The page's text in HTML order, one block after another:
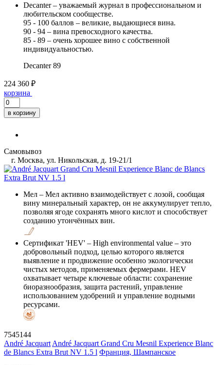
Decanter – уважаемый журнал в профессиональном и
любительском сообществе.
95 - 100 баллов – великие, выдающиеся вина.
90 - 94 – вина превосходного качества.
85 - 89 – очень хорошее вино с собственной
индивидуальностью.
Decanter 89
224 360 ₽
корзина
в корзину
Самовывоз
г. Москва, ул. Никольская, д. 19-21/1
Мел – Мел активно взаимодействует с лозой, сообщая
вину минеральный характер, он не аккумулирует тепло,
позволяя ягоде сохранять много кислот и способствует
созданию утончённых вин.
Сертификат 'HEV' – High environmental value – это
добровольный подход, целью которого является
выявление и продвижение особенно экологически
чистых методов, применяемых фермерами. HEV
охватывает четыре ключевые области: сохранение
биоразнообразия, защита растений, управление
использованием удобрений и управление водными
ресурсами.
7545144
André Jacquart André Jacquart Grand Cru Mesnil Experience Blanc
de Blancs Extra Brut NV 1.5 l Франция, Шампанское